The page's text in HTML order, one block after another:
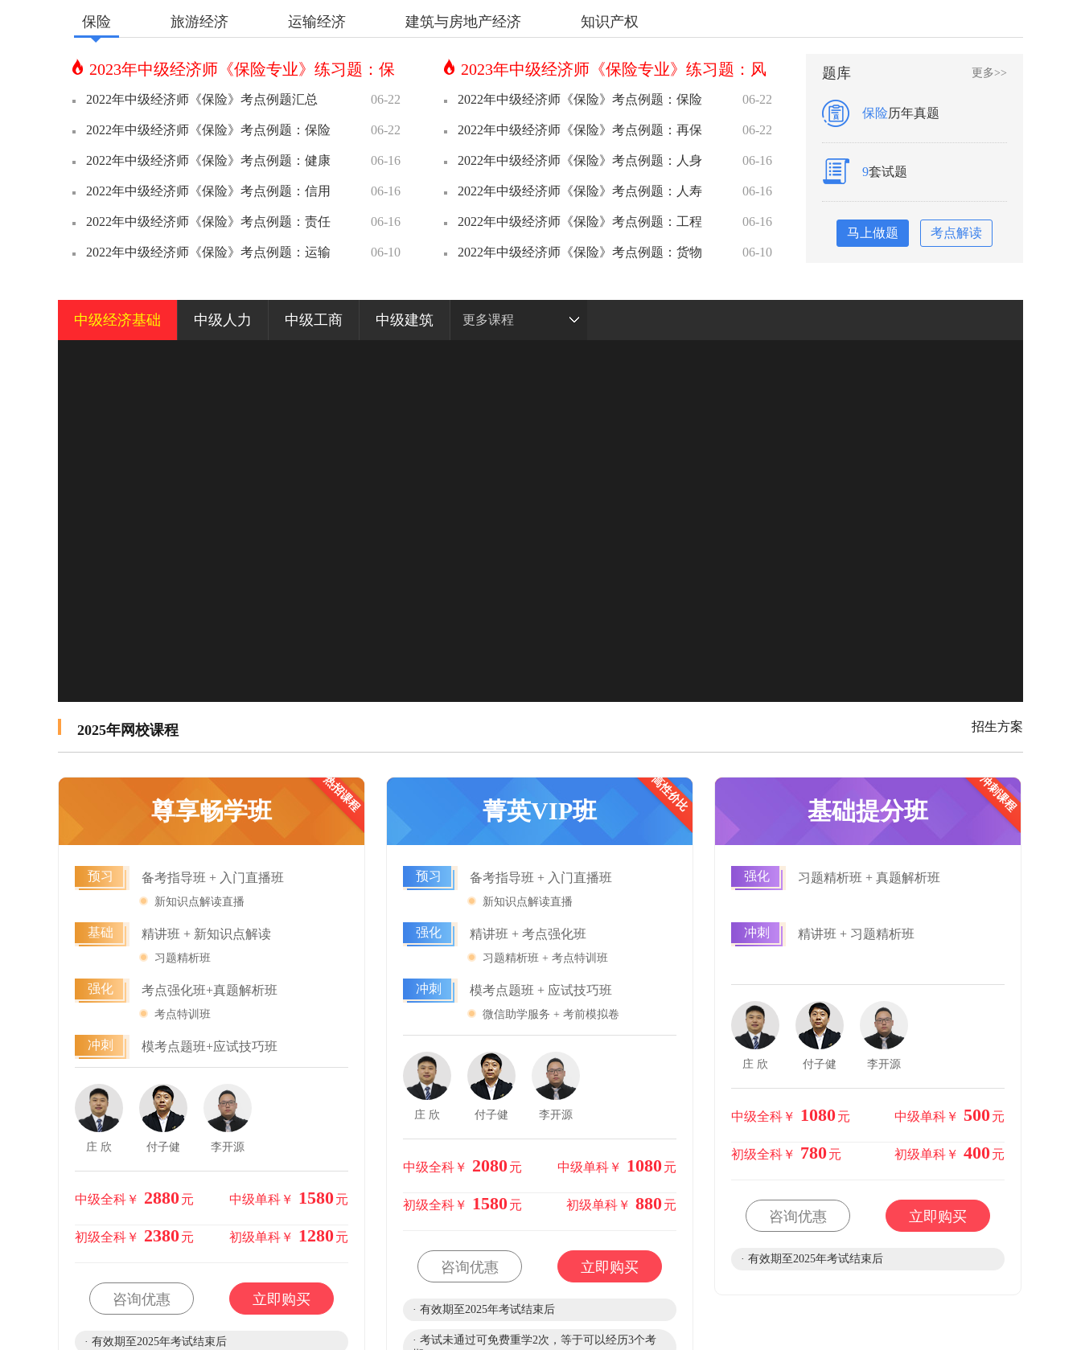
保险 旅游经济 运输经济 建筑与房地产经济 知识产权
2023年中级经济师《保险专业》练习题：保 2023年中级经济师《保险专业》练习题：风
2022年中级经济师《保险》考点例题汇总 06-22 2022年中级经济师《保险》考点例题：保险 06-22
2022年中级经济师《保险》考点例题：保险 06-22 2022年中级经济师《保险》考点例题：再保 06-22
2022年中级经济师《保险》考点例题：健康 06-16 2022年中级经济师《保险》考点例题：人身 06-16
2022年中级经济师《保险》考点例题：信用 06-16 2022年中级经济师《保险》考点例题：人寿 06-16
2022年中级经济师《保险》考点例题：责任 06-16 2022年中级经济师《保险》考点例题：工程 06-16
2022年中级经济师《保险》考点例题：运输 06-10 2022年中级经济师《保险》考点例题：货物 06-10
更多>>
题库
保险历年真题
9套试题
马上做题 考点解读
中级经济基础 中级人力 中级工商 中级建筑 更多课程
2025年网校课程 招生方案
热招课程
适合0基础需要1v1指导的学员
尊享畅学班
预习 备考指导班 + 入门直播班
新知识点解读直播
基础 精讲班 + 新知识点解读
习题精析班
强化 考点强化班+真题解析班
考点特训班
冲刺 模考点题班+应试技巧班
庄 欣 付子健 李开源
中级全科￥ 2880元 中级单科￥ 1580元
初级全科￥ 2380元 初级单科￥ 1280元
咨询优惠 立即购买
· 有效期至2025年考试结束后
高性价比
适合基础薄弱需要督学的学员
菁英VIP班
预习 备考指导班 + 入门直播班
新知识点解读直播
强化 精讲班 + 考点强化班
习题精析班 + 考点特训班
冲刺 模考点题班 + 应试技巧班
微信助学服务 + 考前模拟卷
庄 欣 付子健 李开源
中级全科￥ 2080元 中级单科￥ 1080元
初级全科￥ 1580元 初级单科￥ 880元
咨询优惠 立即购买
· 有效期至2025年考试结束后
· 考试未通过可免费重学2次，等于可以经历3个考
冲刺课程
适合有基础，需要提分的学员
基础提分班
强化 习题精析班 + 真题解析班
冲刺 精讲班 + 习题精析班
庄 欣 付子健 李开源
中级全科￥ 1080元 中级单科￥ 500元
初级全科￥ 780元 初级单科￥ 400元
咨询优惠 立即购买
· 有效期至2025年考试结束后